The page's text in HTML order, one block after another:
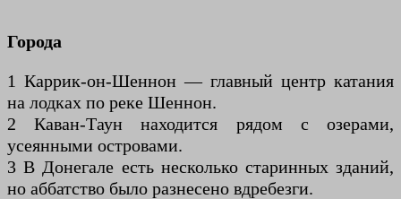
Города
1 Каррик-он-Шеннон — главный центр катания
на лодках по реке Шеннон.
2 Каван-Таун находится рядом с озерами,
усеянными островами.
3 В Донегале есть несколько старинных зданий,
но аббатство было разнесено вдребезги.